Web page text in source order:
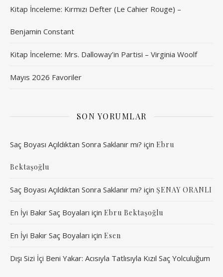
Kitap İnceleme: Kırmızı Defter (Le Cahier Rouge) –
Benjamin Constant
Kitap İnceleme: Mrs. Dalloway’in Partisi – Virginia Woolf
Mayıs 2026 Favoriler
SON YORUMLAR
Saç Boyası Açıldıktan Sonra Saklanır mı? için Ebru
Bektaşoğlu
Saç Boyası Açıldıktan Sonra Saklanır mı? için ŞENAY ORANLI
En İyi Bakır Saç Boyaları için Ebru Bektaşoğlu
En İyi Bakır Saç Boyaları için Esen
Dışı Sizi İçi Beni Yakar: Acısıyla Tatlısıyla Kızıl Saç Yolculuğum